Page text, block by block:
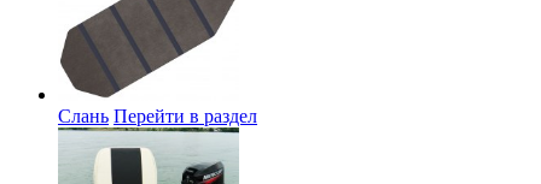
Слань Перейти в раздел